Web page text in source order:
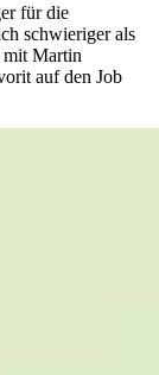
für die
schwieriger als
mit Martin
auf den Job